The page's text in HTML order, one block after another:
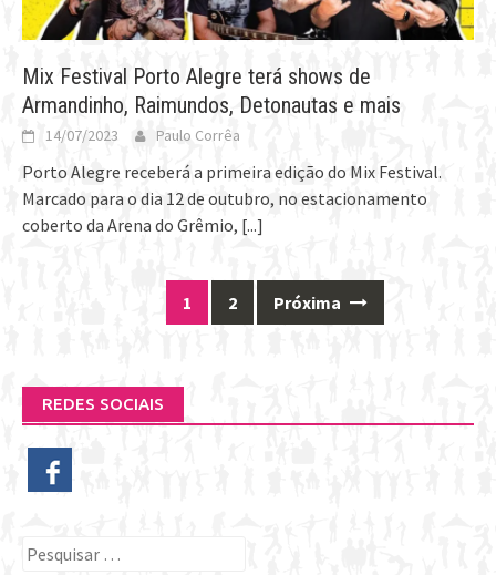
Mix Festival Porto Alegre terá shows de
Armandinho, Raimundos, Detonautas e mais
14/07/2023 Paulo Corrêa
Porto Alegre receberá a primeira edição do Mix Festival.
Marcado para o dia 12 de outubro, no estacionamento
coberto da Arena do Grêmio, [...]
1 2 Próxima
REDES SOCIAIS
Pesquisar